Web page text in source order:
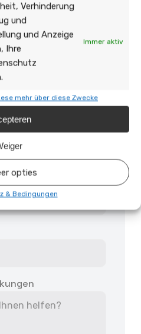
Verhinderung
und
und Anzeige
Ihre
Immer aktiv
mehr über diese Zwecke
opties
& Bedingungen